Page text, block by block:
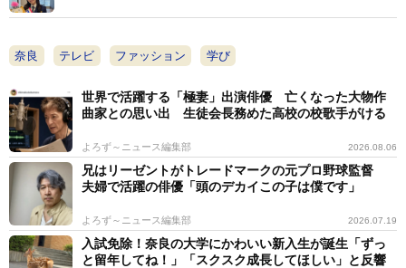
奈良 テレビ ファッション 学び
世界で活躍する「極妻」出演俳優 亡くなった大物作
曲家との思い出 生徒会長務めた高校の校歌手がける
よろず～ニュース編集部 2026.08.06
兄はリーゼントがトレードマークの元プロ野球監督
夫婦で活躍の俳優「頭のデカイこの子は僕です」
よろず～ニュース編集部 2026.07.19
入試免除！奈良の大学にかわいい新入生が誕生「ずっ
と留年してね！」「スクスク成長してほしい」と反響